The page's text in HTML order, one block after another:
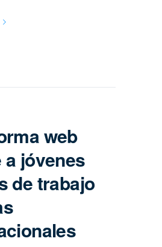
web
jóvenes
de trabajo